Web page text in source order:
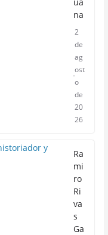
na
2
de
ag
ost
o
de
20
26
Ra
mi
ro
Ri
va
s
Ga